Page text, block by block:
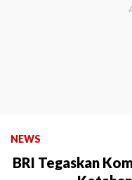
NEWS
BRI Tegaskan